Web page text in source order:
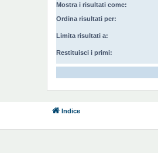
Mostra i risultati come:
Ordina risultati per:
Limita risultati a:
Restituisci i primi:
Indice